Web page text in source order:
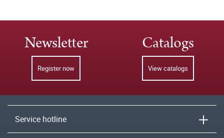
Newsletter
Register now
Catalogs
View catalogs
Service hotline